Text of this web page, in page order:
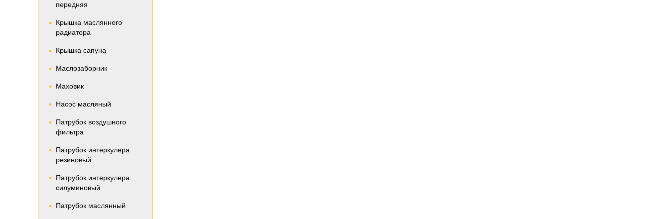
передняя
Крышка маслянного
радиатора
Крышка сапуна
Маслозаборник
Маховик
Насос масляный
Патрубок воздушного
фильтра
Патрубок интеркулера
резиновый
Патрубок интеркулера
силуминовый
Патрубок маслянный